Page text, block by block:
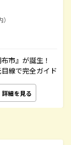
布市』が誕生！
線で完全ガイド
詳細を見る